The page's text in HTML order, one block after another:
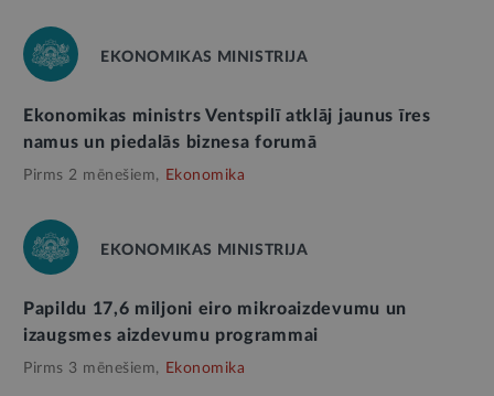
EKONOMIKAS MINISTRIJA
Ekonomikas ministrs Ventspilī atklāj jaunus īres
namus un piedalās biznesa forumā
Pirms 2 mēnešiem, Ekonomika
EKONOMIKAS MINISTRIJA
Papildu 17,6 miljoni eiro mikroaizdevumu un
izaugsmes aizdevumu programmai
Pirms 3 mēnešiem, Ekonomika